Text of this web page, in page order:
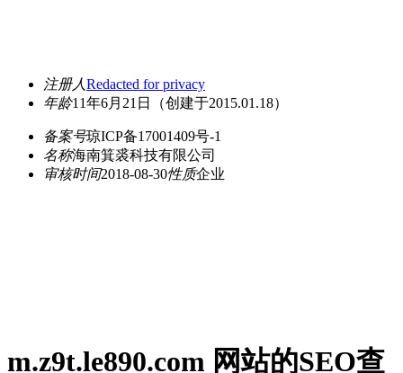
注册人Redacted for privacy
年龄11年6月21日 （创建于2015.01.18）
备案号琼ICP备17001409号-1
名称海南箕裘科技有限公司
审核时间2018-08-30性质企业
m.z9t.le890.com 网站的SEO查